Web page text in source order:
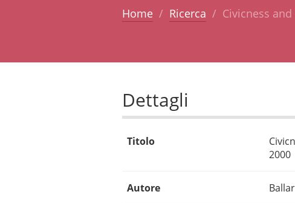
Home Ricerca Civicness
Dettagli
Titolo
2000
Autore